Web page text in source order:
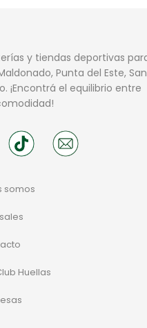
y tiendas deportivas
Punta del Este, San
¡Encontrá el equilibrio entre
somos
Huellas